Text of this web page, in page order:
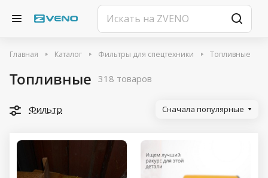
Главная Каталог Фильтры для спецтехники Топливные
Топливные 318 товаров
Фильтр Сначала популярные